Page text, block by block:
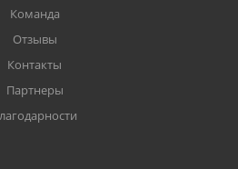
Команда
Отзывы
Контакты
Партнеры